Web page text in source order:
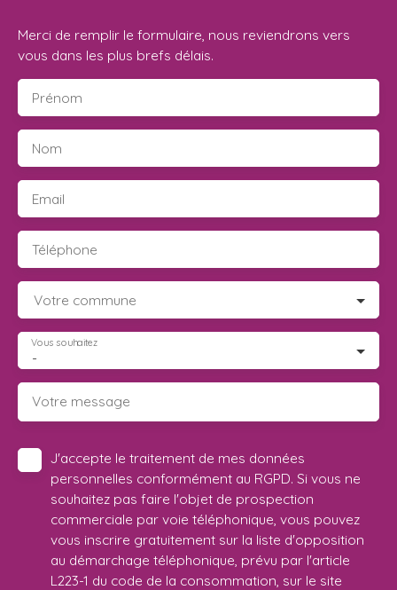
Merci de remplir le formulaire, nous reviendrons vers
vous dans les plus brefs délais.
Prénom
Nom
Email
Téléphone
Votre commune
-
Vous souhaitez
Votre message
J'accepte le traitement de mes données
personnelles conformément au RGPD. Si vous ne
souhaitez pas faire l'objet de prospection
commerciale par voie téléphonique, vous pouvez
vous inscrire gratuitement sur la liste d'opposition
au démarchage téléphonique, prévu par l'article
L223-1 du code de la consommation, sur le site